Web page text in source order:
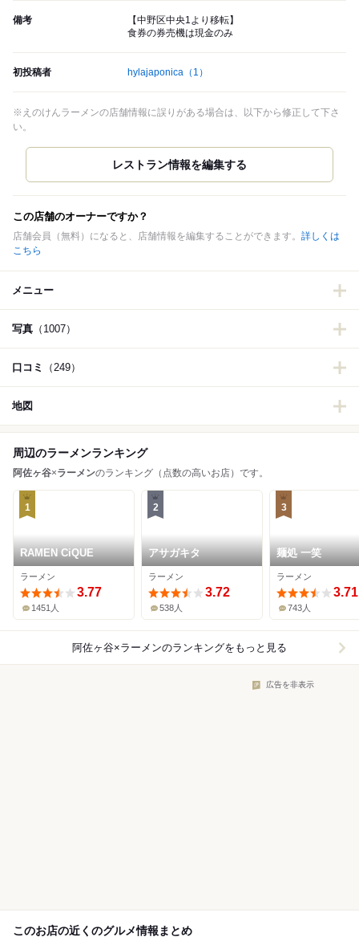
備考
【中野区中央1より移転】
食券の券売機は現金のみ
初投稿者 hylajaponica （1）
※えのけんラーメンの店舗情報に誤りがある場合は、以下から修正して下さ
い。
この店舗のオーナーですか？
店舗会員（無料）になると、店舗情報を編集することができます。 詳しくは
こちら
メニュー
写真 （1007）
口コミ （249）
地図
周辺のラーメンランキング
阿佐ヶ谷×ラーメンのランキング（点数の高いお店）です。
1
RAMEN CiQUE
ラーメン
3.77
1451人
2
アサガキタ
ラーメン
3.72
538人
3
麺処 一笑
ラーメン
3.71
743人
阿佐ヶ谷×ラーメンのランキングをもっと見る
広告を非表示
このお店の近くのグルメ情報まとめ